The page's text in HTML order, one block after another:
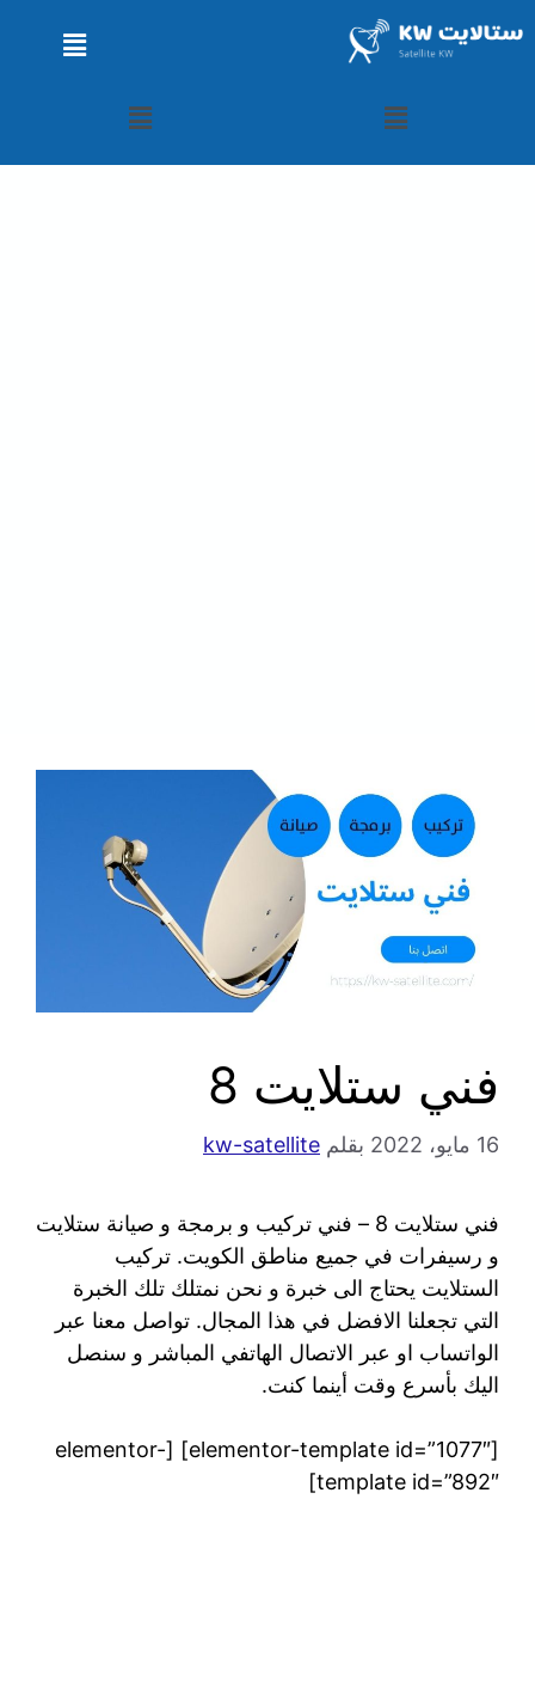
فني ستلايت 8
16 مايو، 2022 بقلم kw-satellite
فني ستلايت 8 – فني تركيب و برمجة و صيانة ستلايت
و رسيفرات في جميع مناطق الكويت. تركيب
الستلايت يحتاج الى خبرة و نحن نمتلك تلك الخبرة
التي تجعلنا الافضل في هذا المجال. تواصل معنا عبر
الواتساب او عبر الاتصال الهاتفي المباشر و سنصل
اليك بأسرع وقت أينما كنت.
[elementor-template id=”1077″] [elementor-
template id=”892″]